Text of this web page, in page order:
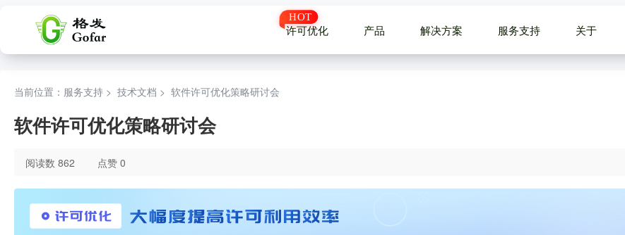
许可优化 产品 解决方案 服务支持 关于
当前位置：服务支持 > 技术文档 > 软件许可优化策略研讨会
软件许可优化策略研讨会
阅读数 862 点赞 0